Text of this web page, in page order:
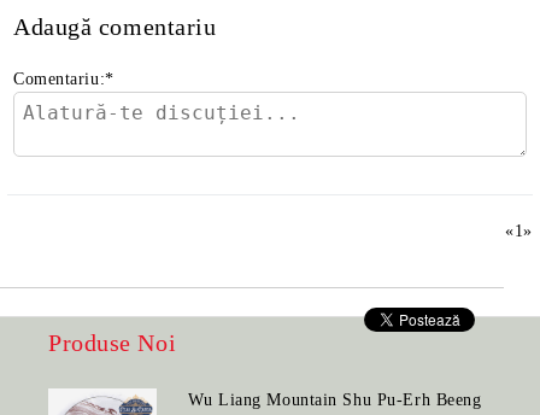
Adaugă comentariu
Comentariu:*
«1»
Produse Noi
Wu Liang Mountain Shu Pu-Erh Beeng